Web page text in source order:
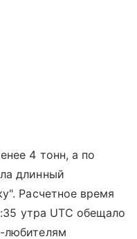
4 тонн, а по
длинный
Расчетное время
утра UTC обещало
любителям